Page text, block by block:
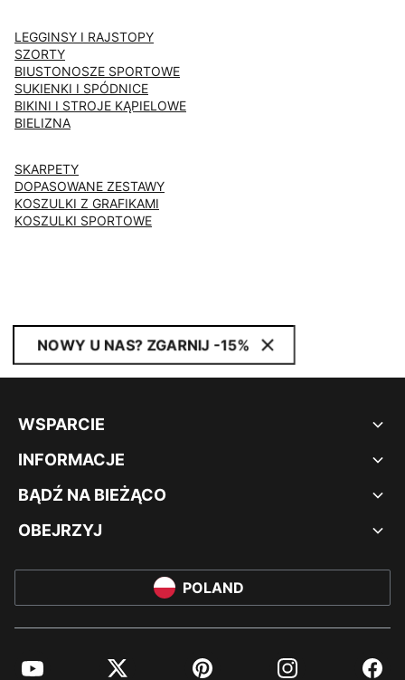
LEGGINSY I RAJSTOPY
SZORTY
BIUSTONOSZE SPORTOWE
SUKIENKI I SPÓDNICE
BIKINI I STROJE KĄPIELOWE
BIELIZNA
SKARPETY
DOPASOWANE ZESTAWY
KOSZULKI Z GRAFIKAMI
KOSZULKI SPORTOWE
NOWY U NAS? ZGARNIJ -15%
WSPARCIE
INFORMACJE
BĄDŹ NA BIEŻĄCO
OBEJRZYJ
POLAND
YouTube Twitter Pinterest Instagram